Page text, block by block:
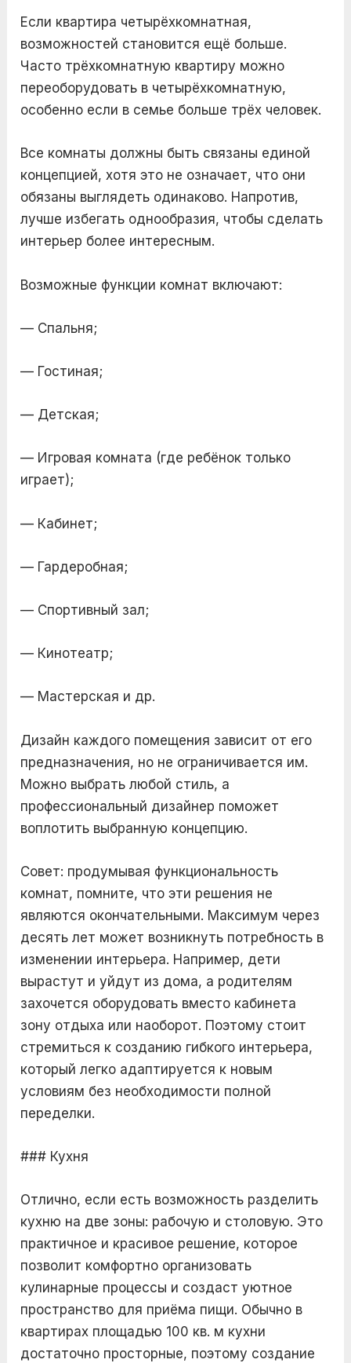
Если квартира четырёхкомнатная,
возможностей становится ещё больше.
Часто трёхкомнатную квартиру можно
переоборудовать в четырёхкомнатную,
особенно если в семье больше трёх человек.
Все комнаты должны быть связаны единой
концепцией, хотя это не означает, что они
обязаны выглядеть одинаково. Напротив,
лучше избегать однообразия, чтобы сделать
интерьер более интересным.
Возможные функции комнат включают:
— Спальня;
— Гостиная;
— Детская;
— Игровая комната (где ребёнок только
играет);
— Кабинет;
— Гардеробная;
— Спортивный зал;
— Кинотеатр;
— Мастерская и др.
Дизайн каждого помещения зависит от его
предназначения, но не ограничивается им.
Можно выбрать любой стиль, а
профессиональный дизайнер поможет
воплотить выбранную концепцию.
Совет: продумывая функциональность
комнат, помните, что эти решения не
являются окончательными. Максимум через
десять лет может возникнуть потребность в
изменении интерьера. Например, дети
вырастут и уйдут из дома, а родителям
захочется оборудовать вместо кабинета
зону отдыха или наоборот. Поэтому стоит
стремиться к созданию гибкого интерьера,
который легко адаптируется к новым
условиям без необходимости полной
переделки.
### Кухня
Отлично, если есть возможность разделить
кухню на две зоны: рабочую и столовую. Это
практичное и красивое решение, которое
позволит комфортно организовать
кулинарные процессы и создаст уютное
пространство для приёма пищи. Обычно в
квартирах площадью 100 кв. м кухни
достаточно просторные, поэтому создание